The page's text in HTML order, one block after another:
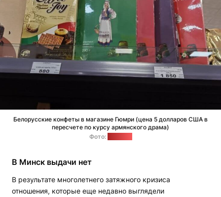
Белорусские конфеты в магазине Гюмри (цена 5 долларов США в
пересчете по курсу армянского драма)
Фото:
В Минск выдачи нет
В результате многолетнего затяжного кризиса
отношения, которые еще недавно выглядели